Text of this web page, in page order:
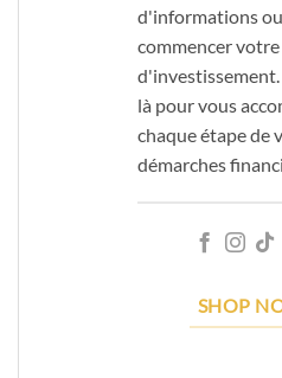
d'informations
commencer
là pour vous
chaque étape de
démarches
SHOP